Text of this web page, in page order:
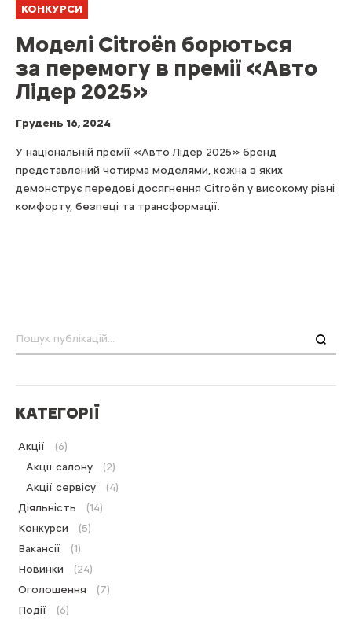
КОНКУРСИ
Моделі Citroën борються
за перемогу в премії «Авто
Лідер 2025»
Грудень 16, 2024
У національній премії «Авто Лідер 2025» бренд
представлений чотирма моделями, кожна з яких
демонструє передові досягнення Citroën у високому рівні
комфорту, безпеці та трансформації.
КАТЕГОРІЇ
Акції
(6)
Акції салону
(2)
Акції сервісу
(4)
Діяльність
(14)
Конкурси
(5)
Вакансії
(1)
Новинки
(24)
Оголошення
(7)
Події
(6)